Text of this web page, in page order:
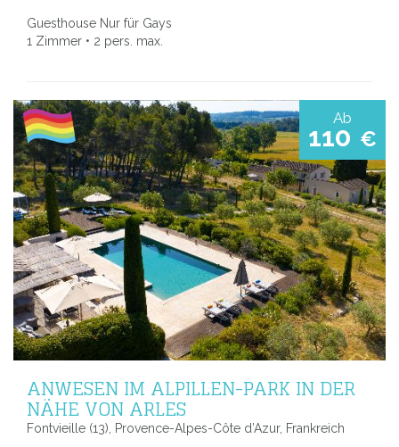
Guesthouse Nur für Gays
1 Zimmer • 2 pers. max.
Ab
110 €
ANWESEN IM ALPILLEN-PARK IN DER
NÄHE VON ARLES
Fontvieille (13), Provence-Alpes-Côte d’Azur, Frankreich